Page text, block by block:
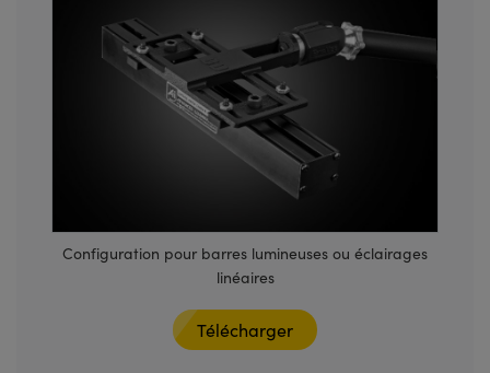
Configuration pour barres lumineuses ou éclairages
linéaires
Télécharger